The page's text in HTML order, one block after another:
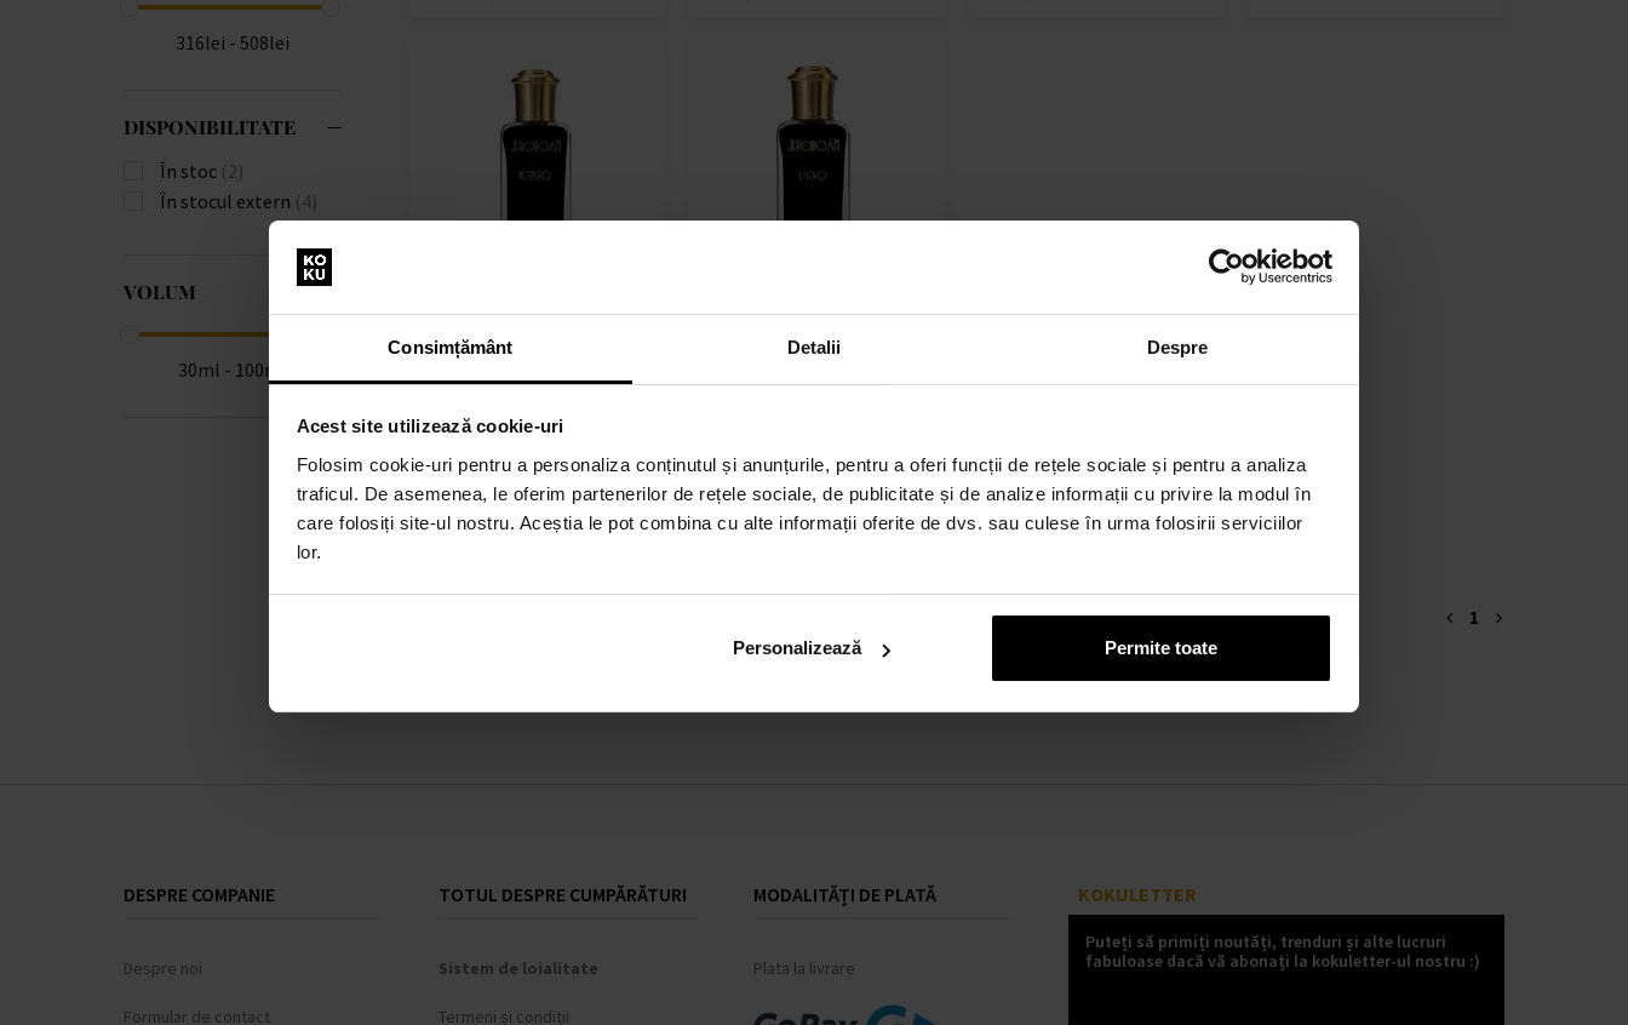
Consimțământ Detalii Despre
Acest site utilizează cookie-uri
Folosim cookie-uri pentru a personaliza conținutul și anunțurile, pentru a oferi funcții de rețele sociale și pentru a analiza
traficul. De asemenea, le oferim partenerilor de rețele sociale, de publicitate și de analize informații cu privire la modul în
care folosiți site-ul nostru. Aceștia le pot combina cu alte informații oferite de dvs. sau culese în urma folosirii serviciilor
lor.
Personalizează Permite toate
316lei - 508lei
DISPONIBILITATE
În stoc (2)
În stocul extern (4)
VOLUM
30ml - 100ml
Jeroboam Vespero Apă de
30ml - Apă de parfum -
Bărbați
Expediem până
413,00 lei
Jeroboam Ligno Apă de
30ml - Apă de parfum -
Unisex
414,00 lei
1
DESPRE COMPANIE
Despre noi
Formular de contact
TOTUL DESPRE CUMPĂRĂTURI
Sistem de loialitate
Termeni și condiții
MODALITĂȚI DE PLATĂ
Plata la livrare
KOKULETTER
Puteți să primiți noutăți, trenduri și alte lucruri
fabuloase dacă vă abonați la kokuletter-ul nostru :)